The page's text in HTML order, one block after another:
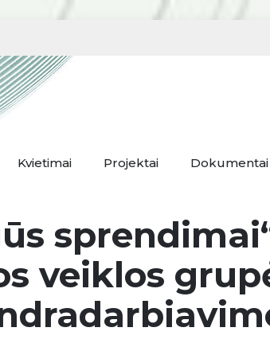
Kvietimai Projektai Dokumentai
veiklos